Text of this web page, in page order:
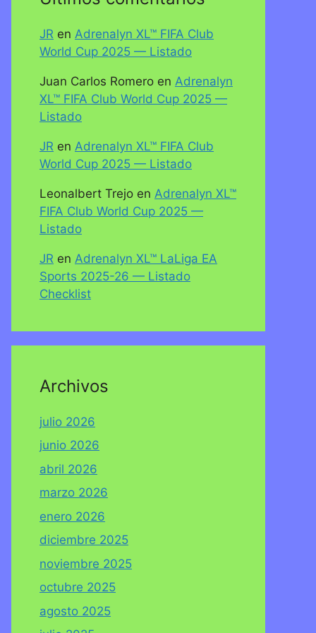
JR en Adrenalyn XL™ FIFA Club
World Cup 2025 — Listado
Juan Carlos Romero en Adrenalyn
XL™ FIFA Club World Cup 2025 —
Listado
JR en Adrenalyn XL™ FIFA Club
World Cup 2025 — Listado
Leonalbert Trejo en Adrenalyn XL™
FIFA Club World Cup 2025 —
Listado
JR en Adrenalyn XL™ LaLiga EA
Sports 2025-26 — Listado
Checklist
Archivos
julio 2026
junio 2026
abril 2026
marzo 2026
enero 2026
diciembre 2025
noviembre 2025
octubre 2025
agosto 2025